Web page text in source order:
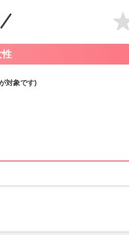
性
対象です)